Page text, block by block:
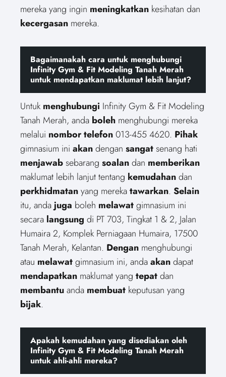
mereka yang ingin meningkatkan kesihatan dan
kecergasan mereka.
Bagaimanakah cara untuk menghubungi
Infinity Gym & Fit Modeling Tanah Merah
untuk mendapatkan maklumat lebih lanjut?
Untuk menghubungi Infinity Gym & Fit Modeling
Tanah Merah, anda boleh menghubungi mereka
melalui nombor telefon013-455 4620. Pihak
gimnasium ini akandengan sangatsenang hati
menjawabsebarang soalandan memberikan
maklumat lebih lanjut tentang kemudahandan
perkhidmatanyang merekatawarkan. Selain
itu, andajuga boleh melawatgimnasium ini
secara langsung di PT 703, Tingkat 1 & 2, Jalan
Humaira 2, Komplek Perniagaan Humaira, 17500
Tanah Merah, Kelantan. Dengan menghubungi
atau melawatgimnasium ini, andaakandapat
mendapatkan maklumat yang tepatdan
membantuanda membuat keputusan yang
bijak.
Apakah kemudahan yang disediakan oleh
Infinity Gym & Fit Modeling Tanah Merah
untuk ahli-ahli mereka?